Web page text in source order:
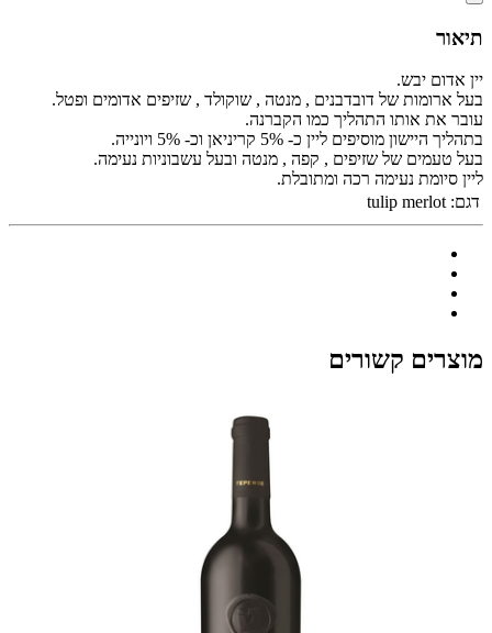
תיאור
יין אדום יבש.
בעל ארומות של דובדבנים , מנטה , שוקולד , שזיפים אדומים ופטל.
עובר את אותו התהליך כמו הקברנה.
בתהליך היישון מוסיפים ליין כ- 5% קריניאן וכ- 5% ויונייה.
בעל טעמים של שזיפים , קפה , מנטה ובעל עשבוניות נעימה.
ליין סיומת נעימה רכה ומתובלת.
דגם: tulip merlot
מוצרים קשורים